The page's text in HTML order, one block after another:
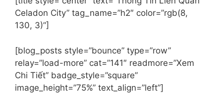
i
v
:
Celadon City” tag_name=”h2″ color=”rgb(8,
130, 3)”]
[blog_posts style=”bounce” type=”row”
relay=”load-more” cat=”141″ readmore=”Xem
Chi Tiết” badge_style=”square”
image_height=”75%” text_align=”left”]